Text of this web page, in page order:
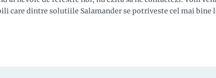
care dintre solutiile Salamander se potriveste cel mai bine